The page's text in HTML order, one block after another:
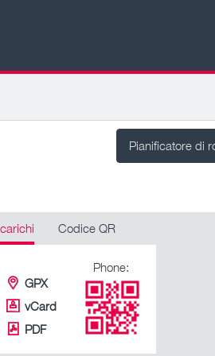
Pianificatore di
Codice QR
GPX
vCard
PDF
Phone: